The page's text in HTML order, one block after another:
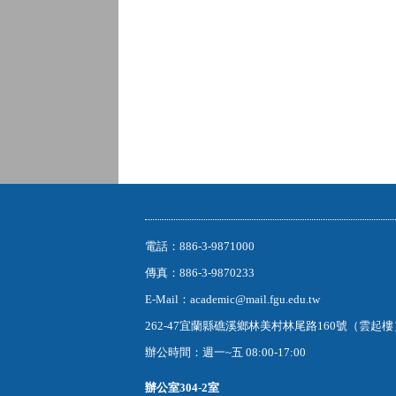
電話：886-3-9871000
傳真：886-3-9870233
E-Mail：academic@mail.fgu.edu.tw
262-47宜蘭縣礁溪鄉林美村林尾路160號（雲起
辦公時間：週一~五 08:00-17:00
辦公室304-2室